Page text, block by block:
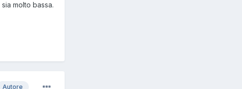
molto bassa.
Autore